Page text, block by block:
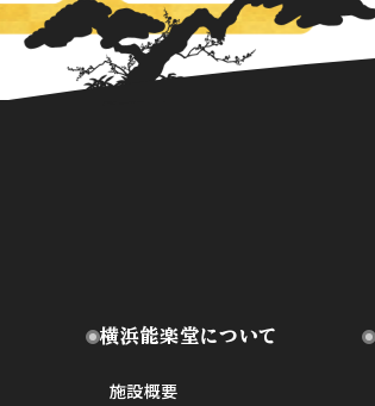
横浜能楽堂について
施設概要